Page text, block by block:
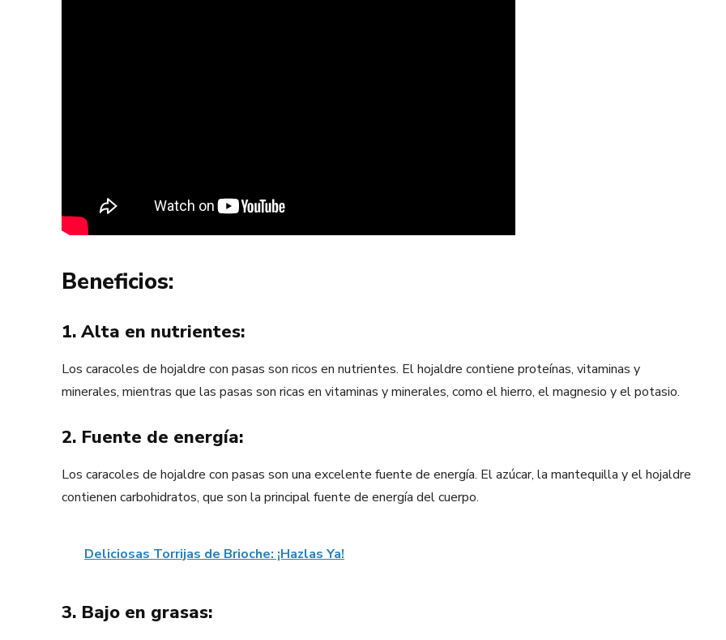
Beneficios:
1. Alta en nutrientes:
Los caracoles de hojaldre con pasas son ricos en nutrientes. El hojaldre contiene proteínas, vitaminas y
minerales, mientras que las pasas son ricas en vitaminas y minerales, como el hierro, el magnesio y el potasio.
2. Fuente de energía:
Los caracoles de hojaldre con pasas son una excelente fuente de energía. El azúcar, la mantequilla y el hojaldre
contienen carbohidratos, que son la principal fuente de energía del cuerpo.
Deliciosas Torrijas de Brioche: ¡Hazlas Ya!
3. Bajo en grasas: